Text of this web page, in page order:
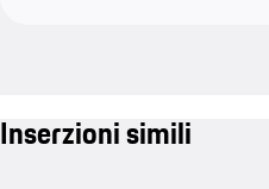
Inserzioni simili